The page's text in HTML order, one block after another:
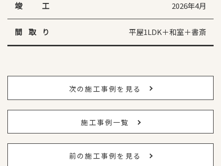
竣工 2026年4月
間取り 平屋1LDK＋和室＋書斎
次の施工事例を見る
施工事例一覧
前の施工事例を見る